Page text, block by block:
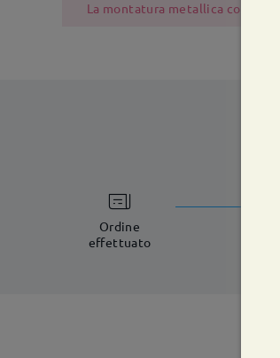
La montatura metallica
Ordine
effettuato